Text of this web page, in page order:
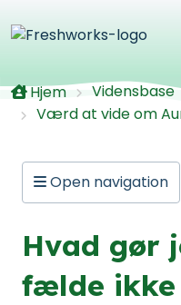
Hjem
Vidensbase
Værd at vide om
Open navigation
Hvad gør
fælde ikke